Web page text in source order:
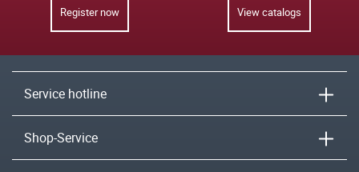
Register now View catalogs
Service hotline
Shop-Service